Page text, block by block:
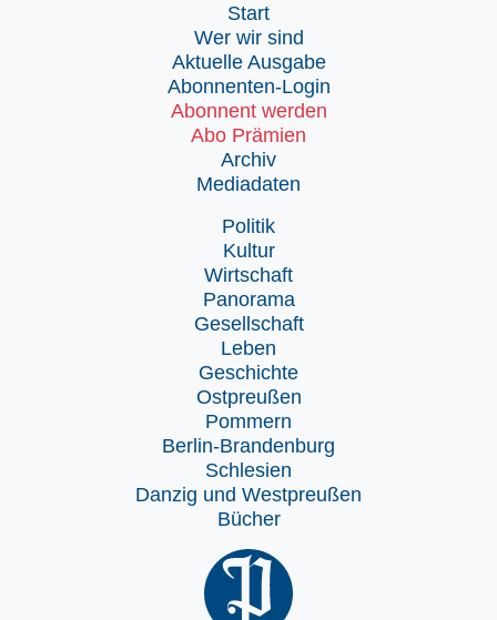
Start
Wer wir sind
Aktuelle Ausgabe
Abonnenten-Login
Abonnent werden
Abo Prämien
Archiv
Mediadaten
Politik
Kultur
Wirtschaft
Panorama
Gesellschaft
Leben
Geschichte
Ostpreußen
Pommern
Berlin-Brandenburg
Schlesien
Danzig und Westpreußen
Bücher